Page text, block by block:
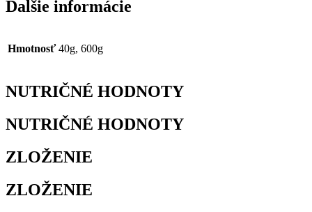
Ďalšie informácie
Hmotnosť 40g, 600g
NUTRIČNÉ HODNOTY
NUTRIČNÉ HODNOTY
ZLOŽENIE
ZLOŽENIE